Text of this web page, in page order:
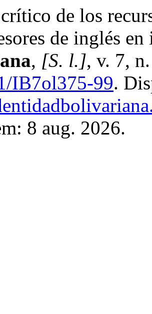
de los
de inglés
, [S. l.], v. 7,
IB7ol375-99.
8 aug. 2026.